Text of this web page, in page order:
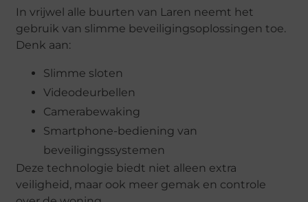
In vrijwel alle buurten van Laren neemt het
gebruik van slimme beveiligingsoplossingen toe.
Denk aan:
Slimme sloten
Videodeurbellen
Camerabewaking
Smartphone-bediening van
beveiligingssystemen
Deze technologie biedt niet alleen extra
veiligheid, maar ook meer gemak en controle